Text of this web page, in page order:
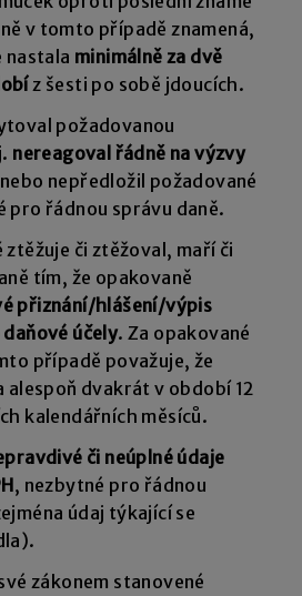
v tomto případě znamená,
nastala minimálně za dvě
z šesti po sobě jdoucích.
požadovanou
nereagoval řádně na výzvy
nepředložil požadované
pro řádnou správu daně.
ztěžuje či ztěžoval, maří či
tím, že opakovaně
přiznání/hlášení/výpis
účely. Za opakované
případě považuje, že
alespoň dvakrát v období 12
kalendářních měsíců.
či neúplné údaje
, nezbytné pro řádnou
údaj týkající se
zákonem stanovené